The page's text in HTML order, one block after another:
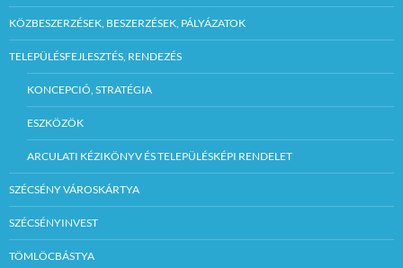
KÖZBESZERZÉSEK, BESZERZÉSEK, PÁLYÁZATOK
TELEPÜLÉSFEJLESZTÉS, RENDEZÉS
KONCEPCIÓ, STRATÉGIA
ESZKÖZÖK
ARCULATI KÉZIKÖNYV ÉS TELEPÜLÉSKÉPI RENDELET
SZÉCSÉNY VÁROSKÁRTYA
SZÉCSÉNYINVEST
TÖMLÖCBÁSTYA